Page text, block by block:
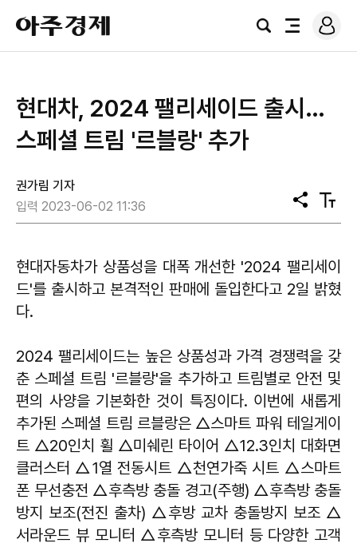
아
주
경
검
전
로
그
현대차, 2024 팰리세이드 출시…
스페셜 트림 '르블랑' 추가
권가림 기자
입력 2023-06-02 11:36
공
유
텍
스
기
현대자동차가 상품성을 대폭 개선한 '2024 팰리세이
드'를 출시하고 본격적인 판매에 돌입한다고 2일 밝혔
다.
2024 팰리세이드는 높은 상품성과 가격 경쟁력을 갖
춘 스페셜 트림 '르블랑'을 추가하고 트림별로 안전 및
편의 사양을 기본화한 것이 특징이다. 이번에 새롭게
추가된 스페셜 트림 르블랑은 △스마트 파워 테일게이
트 △20인치 휠 △미쉐린 타이어 △12.3인치 대화면
클러스터 △1열 전동시트 △천연가죽 시트 △스마트
폰 무선충전 △후측방 충돌 경고(주행) △후측방 충돌
방지 보조(전진 출차) △후방 교차 충돌방지 보조 △
서라운드 뷰 모니터 △후측방 모니터 등 다양한 고객